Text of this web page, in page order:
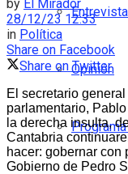
Opinión
by El Mirador
28/12/23 12:33
in Política
Share on Facebook
Share on Twitter
El secretario
parlamentario,
la derecha insulta,
Cantabria
hacer: gobernar con
Gobierno de Pedro